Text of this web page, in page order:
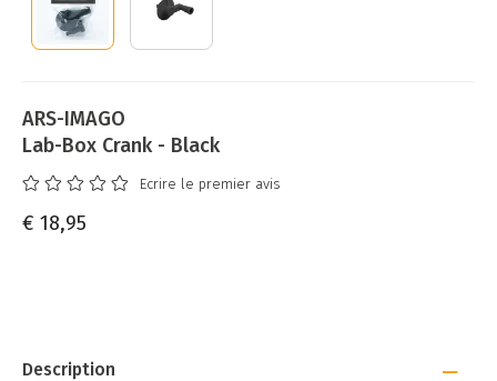
ARS-IMAGO
Lab-Box Crank - Black
Ecrire le premier avis
€ 18,95
Description